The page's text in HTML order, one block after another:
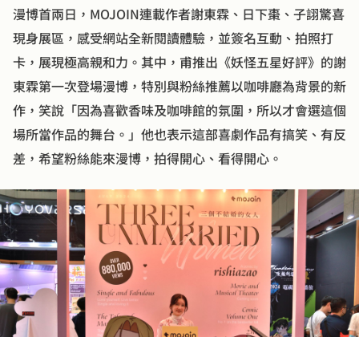
漫博首兩日，MOJOIN連載作者謝東霖、日下棗、子詡驚喜
現身展區，感受網站全新閱讀體驗，並簽名互動、拍照打
卡，展現極高親和力。其中，甫推出《妖怪五星好評》的謝
東霖第一次登場漫博，特別與粉絲推薦以咖啡廳為背景的新
作，笑說「因為喜歡香味及咖啡館的氛圍，所以才會選這個
場所當作品的舞台。」他也表示這部喜劇作品有搞笑、有反
差，希望粉絲能來漫博，拍得開心、看得開心。